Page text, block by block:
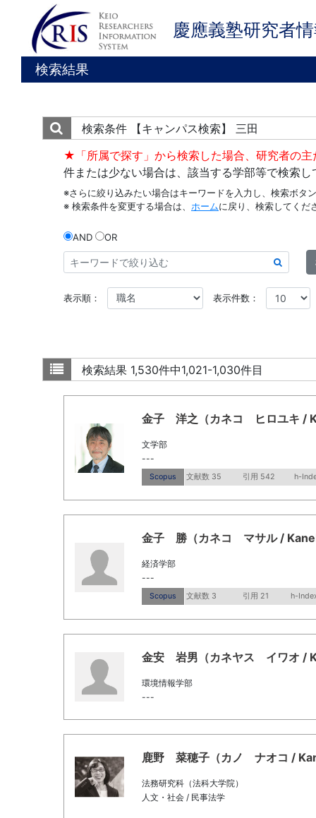
慶應義塾研究者
検索結果
検索条件
【キャンパス検索】 三田
★「所属で探す」から検索した場合、研究者の
件または少ない場合は、該当する学部等で検索し
※さらに絞り込みたい場合はキーワードを入力し、検索ボタ
※ 検索条件を変更する場合は、 ホームに戻り、検索してくだ
AND OR
表示順： 表示件数：
検索結果 1,530件中1,021-1,030件目
金子 洋之（カネコ ヒロユキ /
文学部
---
Scopus 文献数 35 引用 542 h-
金子 勝（カネコ マサル /
経済学部
---
Scopus 文献数 3 引用 21 h-
金安 岩男（カネヤス イワオ /
環境情報学部
---
鹿野 菜穂子（カノ ナオコ /
法務研究科（法科大学院）
人文・社会 / 民事法学